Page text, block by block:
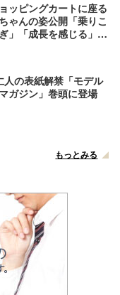
ッピングカートに座る
ゃんの姿公開「乗りこ
」「成長を感じる」の
の表紙解禁「モデル
ガジン」巻頭に登場
もっとみる